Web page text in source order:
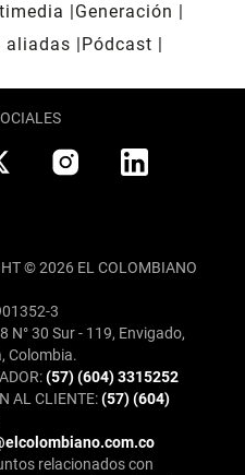
Generación
aliadas
Pódcast
© 2026 EL COLOMBIANO
3
N° 30 Sur - 119, Envigado,
Colombia.
(57) (604) 3315252
AL CLIENTE:(57) (604)
relacionados con